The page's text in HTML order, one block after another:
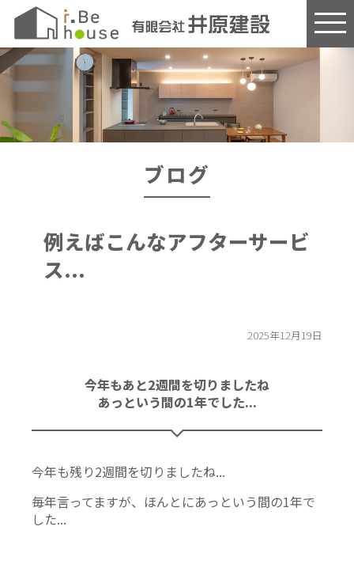
このページの本文へ
ブログ
例えばこんなアフターサービ
ス...
2025年12月19日
今年もあと2週間を切りましたね
あっという間の1年でした...
今年も残り2週間を切りましたね...
毎年言ってますが、ほんとにあっという間の1年で
した...